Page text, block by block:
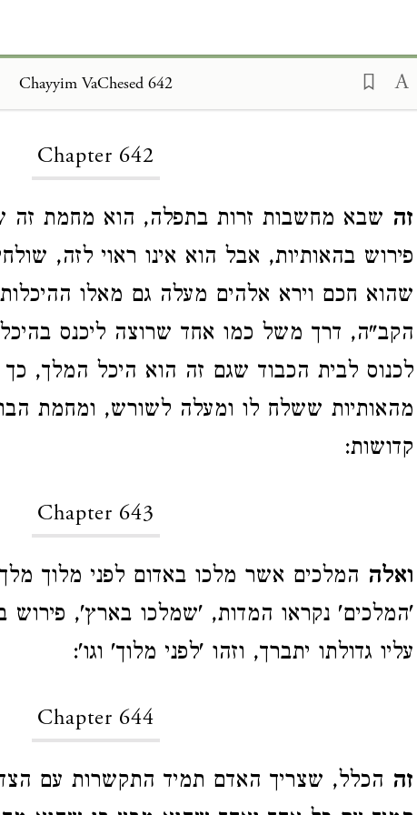
Chayyim VaChesed 642
Chapter 642
זה שבא מחשבות זרות בתפלה, הוא מחמת זה
פירוש בהאותיות, אבל הוא אינו ראוי לזה,
שהוא חכם וירא אלהים מעלה גם מאלו
הקב"ה, דרך משל כמו אחד שרוצה ליכנס בהיכל
לכנוס לבית הכבוד שגם זה הוא היכל המלך, כך
מהאותיות ששלח לו ומעלה לשורש, ומחמת
קדושות:
Chapter 643
ואלה המלכים אשר מלכו באדום לפני מלוך
'המלכים' נקראו המדות, 'שמלכו בארץ', פירוש
עליו גדולתו יתברך, וזהו 'לפני מלוך' וגו':
Chapter 644
זה הכלל, שצריך האדם תמיד התקשרות עם